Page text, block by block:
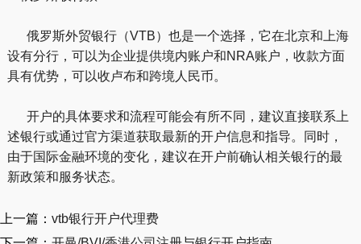
俄罗斯外贸银行（VTB）也是一个选择，它在北京和上海
设有分行，可以为企业提供境内账户和NRA账户，收款方面
具有优势，可以收卢布和跨境人民币。
开户的具体要求和流程可能会有所不同，建议直接联系上
述银行或通过官方渠道获取最新的开户信息和指导。同时，
由于国际金融环境的变化，建议在开户前确认相关银行的最
新政策和服务状态。
上一篇： vtb银行开户代理费